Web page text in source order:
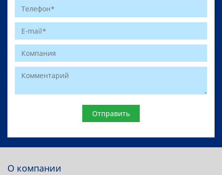
О компании